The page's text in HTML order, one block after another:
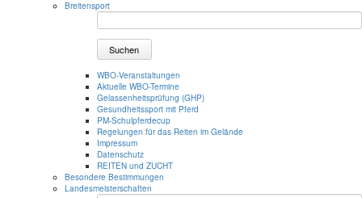
Breitensport
Suchen
WBO-Veranstaltungen
Aktuelle WBO-Termine
Gelassenheitsprüfung (GHP)
Gesundheitssport mit Pferd
PM-Schulpferdecup
Regelungen für das Reiten im Gelände
Impressum
Datenschutz
REITEN und ZUCHT
Besondere Bestimmungen
Landesmeisterschaften